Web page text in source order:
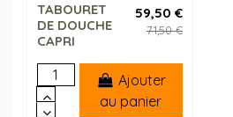
TABOURET
DE DOUCHE
CAPRI
59,50 €
71,50 €
Ajouter
au panier